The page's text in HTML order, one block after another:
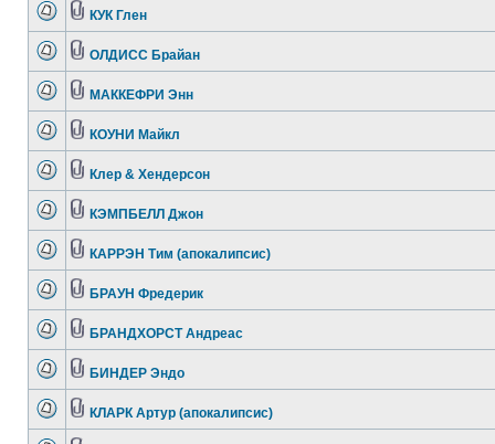
КУК Глен
ОЛДИСС Брайан
МАККЕФРИ Энн
КОУНИ Майкл
Клер & Хендерсон
КЭМПБЕЛЛ Джон
КАРРЭН Тим (апокалипсис)
БРАУН Фредерик
БРАНДХОРСТ Андреас
БИНДЕР Эндо
КЛАРК Артур (апокалипсис)